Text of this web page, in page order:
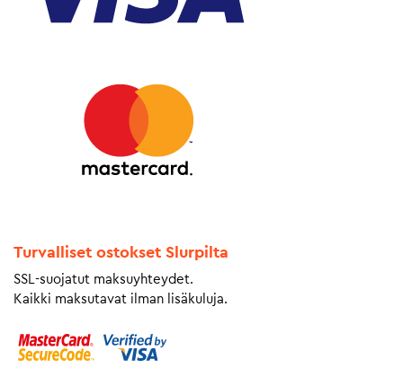
Turvalliset ostokset Slurpilta
SSL-suojatut maksuyhteydet.
Kaikki maksutavat ilman lisäkuluja.